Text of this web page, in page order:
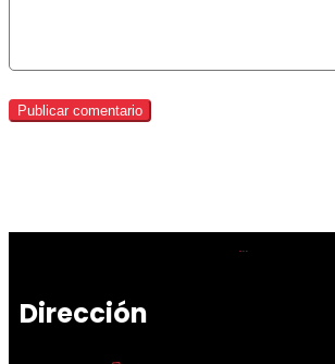
Dirección